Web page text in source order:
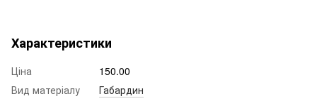
Характеристики
Ціна
150.00
Вид матеріалу
Габардин